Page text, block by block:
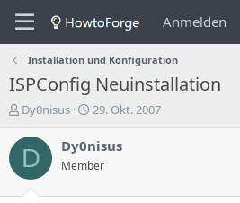
Anmelden
Installation und Konfiguration
ISPConfig Neuinstallation
E
s
e
Dy0nisus
E
s
e
29. Okt. 2007
D Dy0nisus
Member